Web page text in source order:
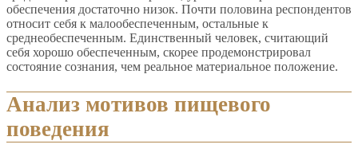
обеспечения достаточно низок. Почти половина респондентов
относит себя к малообеспеченным, остальные к
среднеобеспеченным. Единственный человек, считающий
себя хорошо обеспеченным, скорее продемонстрировал
состояние сознания, чем реальное материальное положение.
Анализ мотивов пищевого
поведения